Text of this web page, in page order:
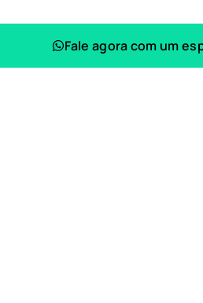
Fale agora com um